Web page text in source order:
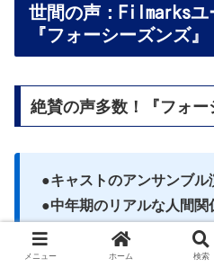
世間の声：Filmarksユ
『フォーシーズンズ』
絶賛の声多数！『フォー
●キャストのアンサンブル
●中年期のリアルな人間関
●ユーモアとペーソスの絶
●心温まるストーリーと後
メニュー ホーム 検索